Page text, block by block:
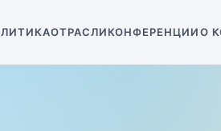
ОТРАСЛИКОНФЕРЕНЦИИО